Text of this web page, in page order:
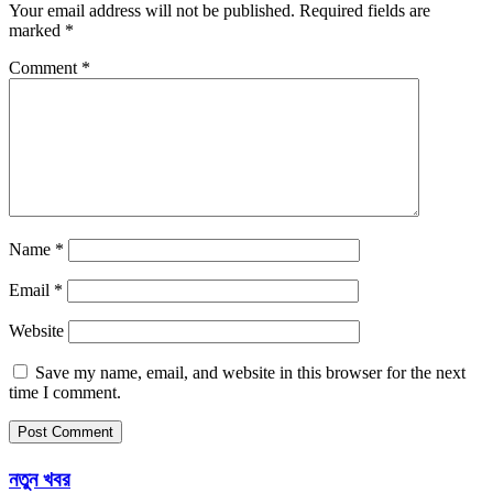
Your email address will not be published. Required fields are
marked *
Comment *
Name *
Email *
Website
Save my name, email, and website in this browser for the next
time I comment.
নতুন খবর